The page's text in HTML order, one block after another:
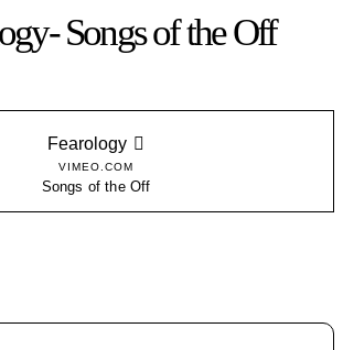
Songs of the Off
Fearology
VIMEO.COM
Songs of the Off